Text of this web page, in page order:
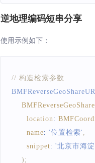
// 发起检索
bool flag
逆地理编码短串分享
使用示例如下：
// 构造检索参数
location :
name: '位置检索'
snippet: '北京市海
) ;